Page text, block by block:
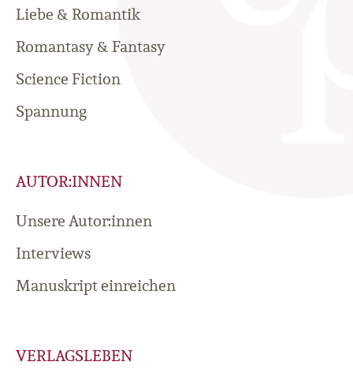
Liebe & Romantik
Romantasy & Fantasy
Science Fiction
Spannung
AUTOR:INNEN
Unsere Autor:innen
Interviews
Manuskript einreichen
VERLAGSLEBEN